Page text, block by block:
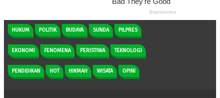
HUKUM POLITIK BUDAYA SUNDA PILPRES
EKONOMI FENOMENA PERISTIWA TEKNOLOGI
PENDIDIKAN HOT HIKMAH WISATA OPINI